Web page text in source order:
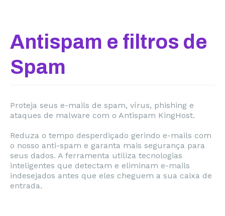
Antispam e filtros de
Spam
Proteja seus e-mails de spam, vírus, phishing e
ataques de malware com o Antispam KingHost.
Reduza o tempo desperdiçado gerindo e-mails com
o nosso anti-spam e garanta mais segurança para
seus dados. A ferramenta utiliza tecnologias
inteligentes que detectam e eliminam e-mails
indesejados antes que eles cheguem a sua caixa de
entrada.